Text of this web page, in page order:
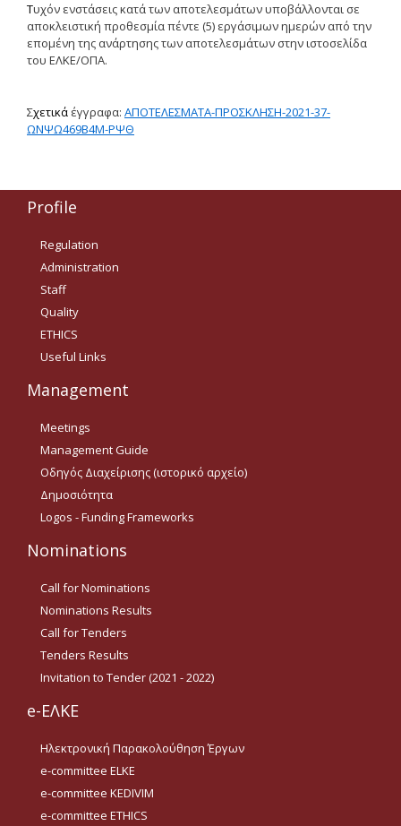
Ε.Σ.Π.Α. (2007-2013)
Δημοσιότητα Έργων
Ε.Σ.Π.Α. (2014-2020)
Δυναμικού, Εκπαίδευση και
Διά Βίου Μάθηση
Καινοτομία
Δημοσιότητα ΕΛ.ΙΔ.Ε.Κ.
Guidelines
Guidelines
Οδηγίες για προμήθεια
ειδών/παροχή υπηρεσιών
με βάση τον Ν.4957/2022
Οδηγίες με βάση τον
Ν.4957/2022
Guidelines Archive
Documents
News
Nominations
Call for Nominations
Call for Tenders
Τυχόν ενστάσεις κατά των αποτελεσμάτων υποβάλλονται σε
αποκλειστική προθεσμία πέντε (5) εργάσιμων ημερών από την
επομένη της ανάρτησης των αποτελεσμάτων στην ιστοσελίδα
του ΕΛΚΕ/ΟΠΑ.
Σχετικά έγγραφα: ΑΠΟΤΕΛΕΣΜΑΤΑ-ΠΡΟΣΚΛΗΣΗ-2021-37-
ΩΝΨΩ469Β4Μ-ΡΨΘ
Profile
Regulation
Administration
Staff
Quality
ETHICS
Useful Links
Management
Meetings
Management Guide
Οδηγός Διαχείρισης (ιστορικό αρχείο)
Δημοσιότητα
Logos - Funding Frameworks
Nominations
Call for Nominations
Nominations Results
Call for Tenders
Tenders Results
Invitation to Tender (2021 - 2022)
e-ΕΛΚΕ
Ηλεκτρονική Παρακολούθηση Έργων
e-committee ELKE
e-committee KEDIVIM
e-committee ETHICS